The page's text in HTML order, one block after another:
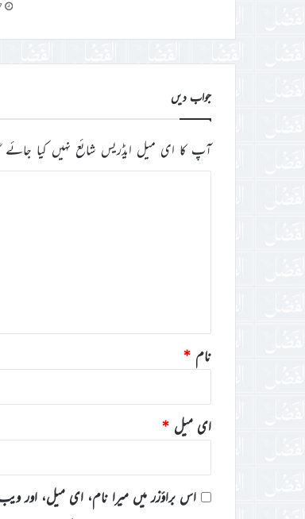
7
جواب دیں
آپ کا ای میل ایڈریس شائع نہیں کیا جائے
نام *
ای میل *
اس براؤزر میں میرا نام، ای میل، اور